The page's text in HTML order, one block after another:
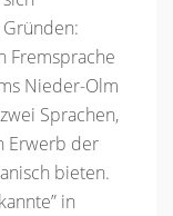
Fremsprache
Nieder-Olm
Sprachen,
Erwerb der
bieten.
in